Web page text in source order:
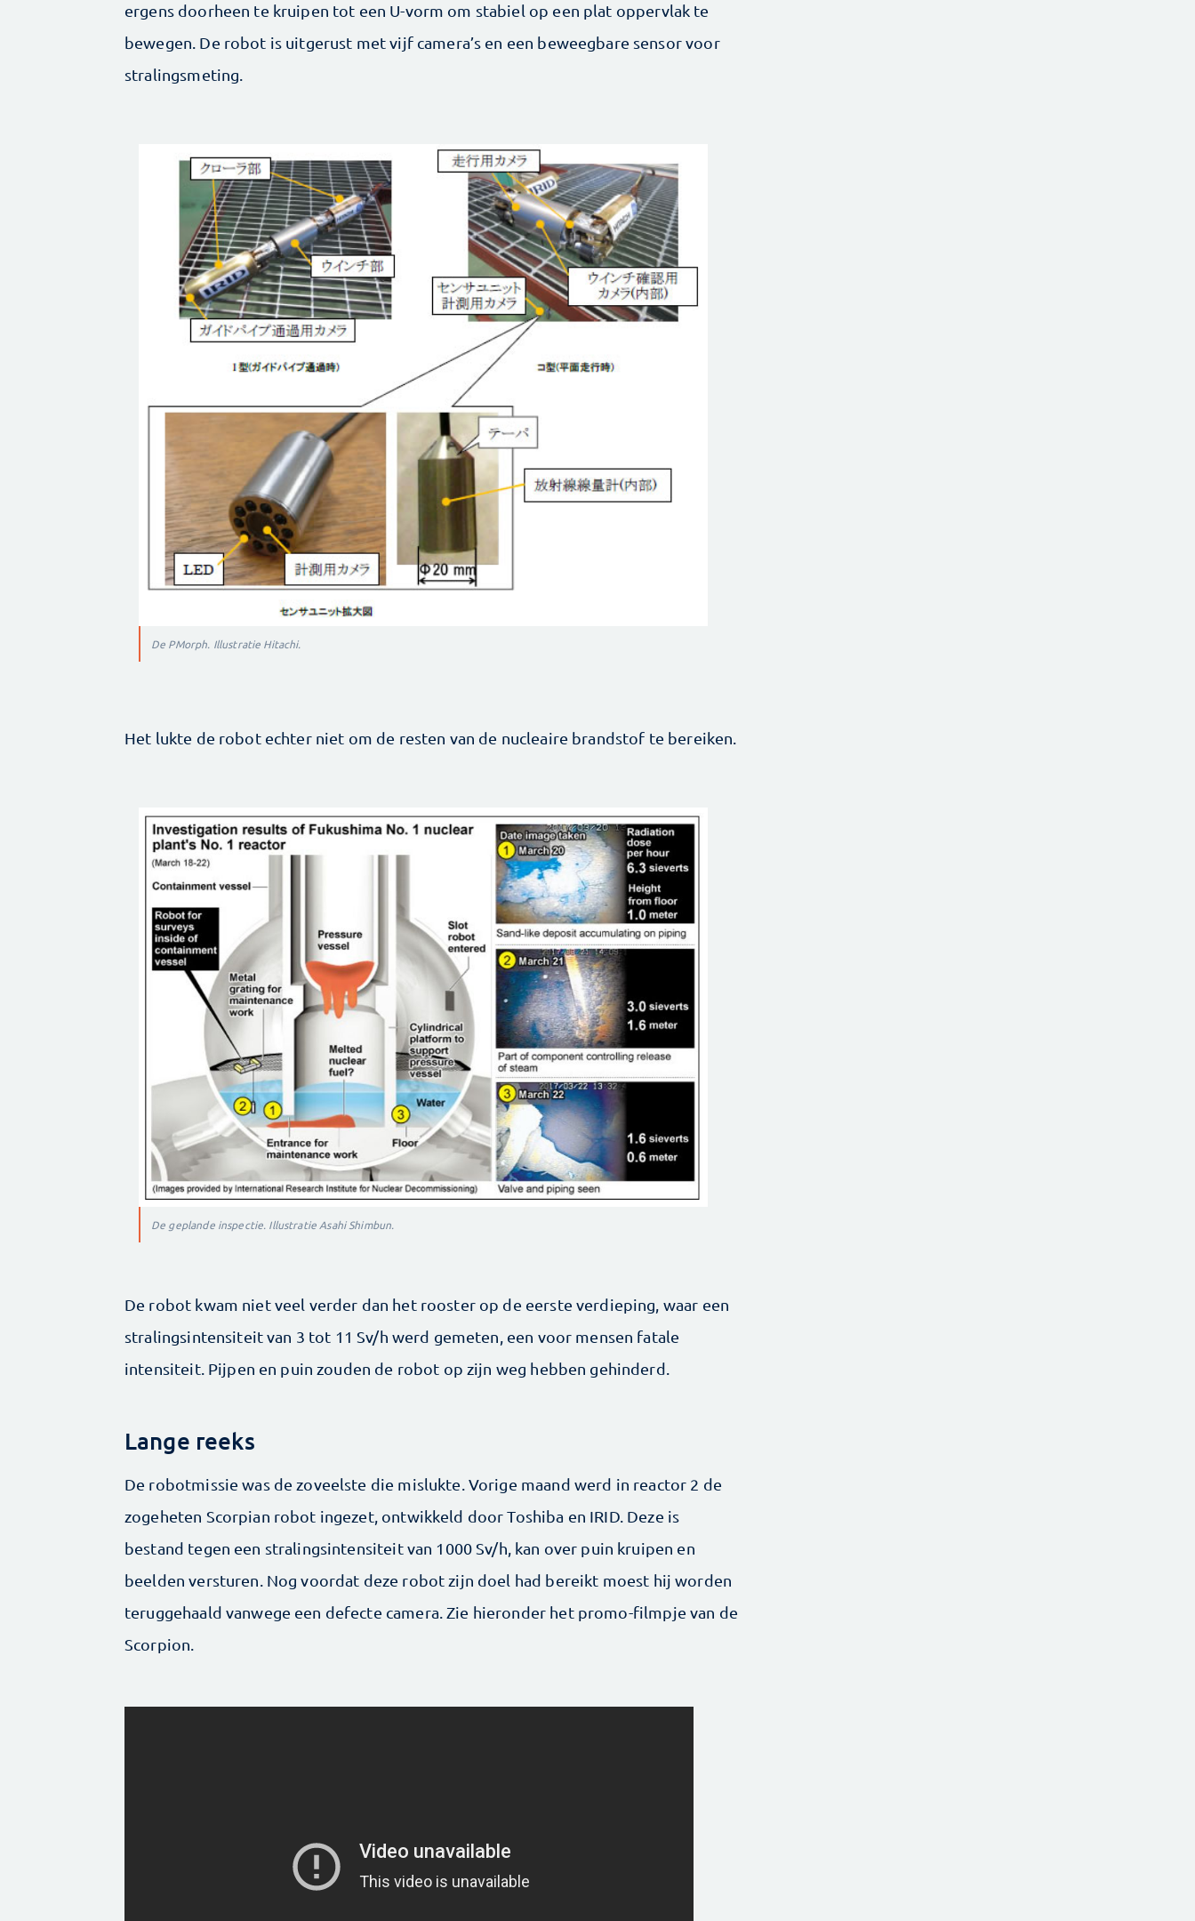
ergens doorheen te kruipen tot een U-vorm om stabiel op een plat oppervlak te
bewegen. De robot is uitgerust met vijf camera’s en een beweegbare sensor voor
stralingsmeting.
De PMorph. Illustratie Hitachi.
Het lukte de robot echter niet om de resten van de nucleaire brandstof te bereiken.
De geplande inspectie. Illustratie Asahi Shimbun.
De robot kwam niet veel verder dan het rooster op de eerste verdieping, waar een
stralingsintensiteit van 3 tot 11 Sv/h werd gemeten, een voor mensen fatale
intensiteit. Pijpen en puin zouden de robot op zijn weg hebben gehinderd.
Lange reeks
De robotmissie was de zoveelste die mislukte. Vorige maand werd in reactor 2 de
zogeheten Scorpian robot ingezet, ontwikkeld door Toshiba en IRID. Deze is
bestand tegen een stralingsintensiteit van 1000 Sv/h, kan over puin kruipen en
beelden versturen. Nog voordat deze robot zijn doel had bereikt moest hij worden
teruggehaald vanwege een defecte camera. Zie hieronder het promo-filmpje van de
Scorpion.